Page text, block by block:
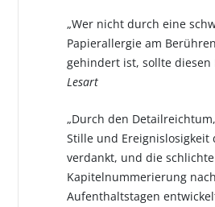
„Wer nicht durch eine
Papierallergie am
gehindert ist, sollte diesen
Lesart
„Durch den
Stille und Ereignislosigkeit
verdankt, und die schlichte
Kapitelnummerierung nach
Aufenthaltstagen